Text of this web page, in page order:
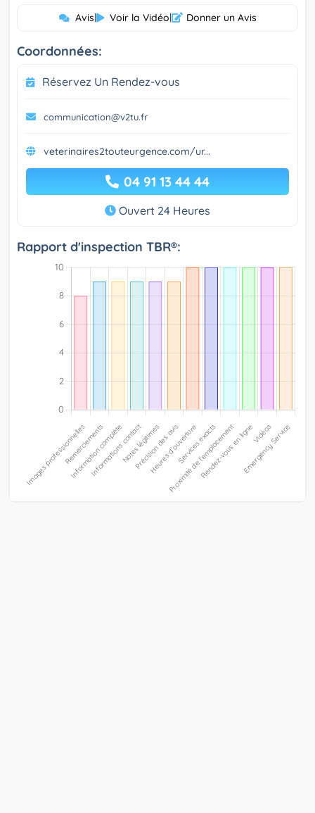
Avis| Voir la Vidéo| Donner un Avis
Coordonnées:
Réservez Un Rendez-vous
communication@v2tu.fr
veterinaires2touteurgence.com/ur...
04 91 13 44 44
Ouvert 24 Heures
Rapport d'inspection TBR®: